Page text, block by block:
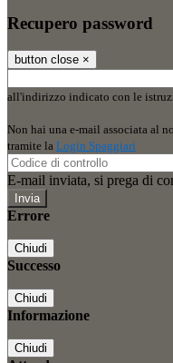
Recupero password
button close ×
all'indirizzo indicato con le
Non hai una e-mail associata al
tramite la Login Spaggiari
E-mail inviata, si prega di
Errore
Chiudi
Successo
Chiudi
Informazione
Chiudi